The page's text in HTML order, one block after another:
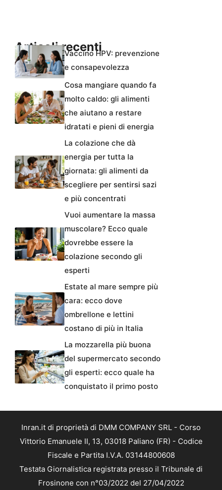
Articoli recentiVaccino HPV: prevenzione
e consapevolezza
Cosa mangiare quando fa
molto caldo: gli alimenti
che aiutano a restare
idratati e pieni di energia
La colazione che dà
energia per tutta la
giornata: gli alimenti da
scegliere per sentirsi sazi
e più concentrati
Vuoi aumentare la massa
muscolare? Ecco quale
dovrebbe essere la
colazione secondo gli
esperti
Estate al mare sempre più
cara: ecco dove
ombrellone e lettini
costano di più in Italia
La mozzarella più buona
del supermercato secondo
gli esperti: ecco quale ha
conquistato il primo posto
Inran.it di proprietà di DMM COMPANY SRL - Corso
Vittorio Emanuele II, 13, 03018 Paliano (FR) - Codice
Fiscale e Partita I.V.A. 03144800608
Testata Giornalistica registrata presso il Tribunale di
Frosinone con n°03/2022 del 27/04/2022